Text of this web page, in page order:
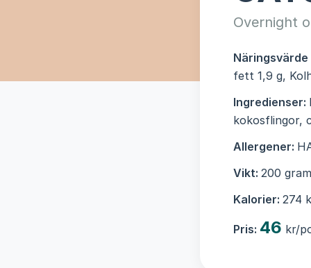
Overnight
fett 1,9 g,
Ingredienser:
kokosflingor,
Allergener:
Vikt: 200
Kalorier: 274
Pris: 46 kr/